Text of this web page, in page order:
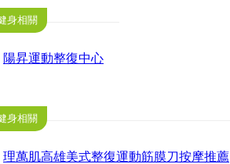
身相關
陽昇運動整復中心
身相關
理萬肌高雄美式整復運動筋膜刀按摩推薦